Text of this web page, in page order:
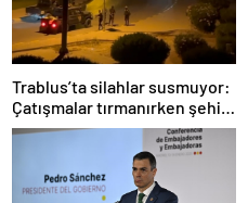
Trablus’ta silahlar susmuyor:
Çatışmalar tırmanırken şehir
alarmda